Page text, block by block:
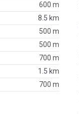
600 m
8.5 km
500 m
500 m
700 m
1.5 km
700 m